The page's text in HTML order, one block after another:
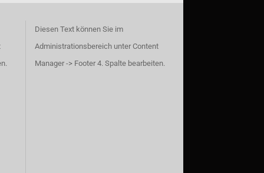
Diesen Text können Sie im
Administrationsbereich unter Content
Manager -> Footer 4. Spalte bearbeiten.